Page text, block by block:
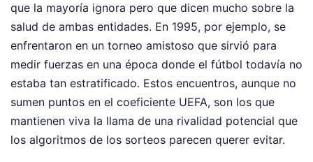
que la mayoría ignora pero que dicen mucho sobre la
salud de ambas entidades. En 1995, por ejemplo, se
enfrentaron en un torneo amistoso que sirvió para
medir fuerzas en una época donde el fútbol todavía no
estaba tan estratificado. Estos encuentros, aunque no
sumen puntos en el coeficiente UEFA, son los que
mantienen viva la llama de una rivalidad potencial que
los algoritmos de los sorteos parecen querer evitar.